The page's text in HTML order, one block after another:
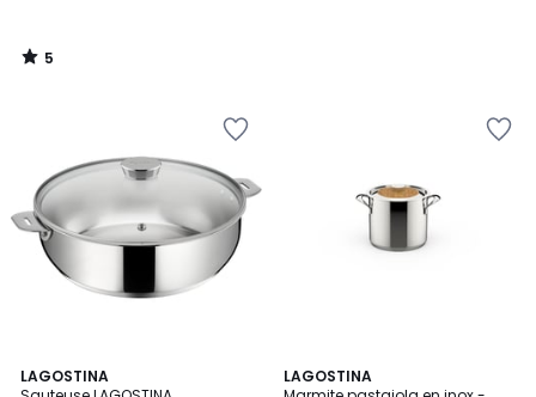
5
/
LAGOSTINA
4,7
LAGOSTINA